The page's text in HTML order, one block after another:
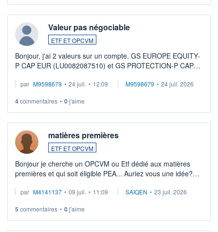
Valeur pas négociable
ETF ET OPCVM
Bonjour, j'ai 2 valeurs sur un compte, GS EUROPE EQUITY-
P CAP EUR (LU0082087510) et GS PROTECTION-P CAP
veux procéder à la vente, on me signale ...
par M9598679 • 24 juil. • 12:09 M9598679 • 24 juil. 2026
4commentaires • 0j'aime
matières premières
ETF ET OPCVM
Bonjour je cherche un OPCVM ou Etf dédié aux matières
premières et qui soit éligible PEA... Auriez vous une idée?
par M4141137 • 09 juil. • 11:09 SAIQEN • 23 juil. 2026
5 commentaires • 0j'aime